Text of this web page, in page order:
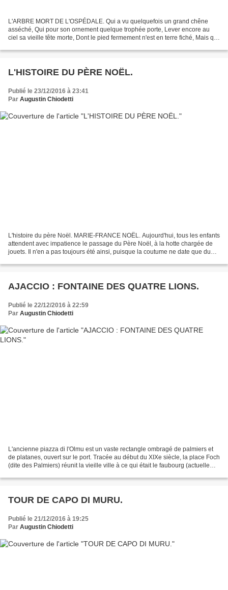
L'ARBRE MORT DE L'OSPÉDALE. Qui a vu quelquefois un grand chêne
asséché, Qui pour son ornement quelque trophée porte, Lever encore au
ciel sa vieille tête morte, Dont le pied fermement n'est en terre fiché, Mais qui
L'HISTOIRE DU PÈRE NOËL.
Publié le 23/12/2016 à 23:41
Par Augustin Chiodetti
L'histoire du père Noël. MARIE-FRANCE NOËL. Aujourd'hui, tous les enfants
attendent avec impatience le passage du Père Noël, à la hotte chargée de
jouets. Il n'en a pas toujours été ainsi, puisque la coutume ne date que du
AJACCIO : FONTAINE DES QUATRE LIONS.
Publié le 22/12/2016 à 22:59
Par Augustin Chiodetti
L'ancienne piazza di l'Olmu est un vaste rectangle ombragé de palmiers et
de platanes, ouvert sur le port. Tracée au début du XIXe siècle, la place Foch
(dite des Palmiers) réunit la vieille ville à ce qui était le faubourg (actuelle
TOUR DE CAPO DI MURU.
Publié le 21/12/2016 à 19:25
Par Augustin Chiodetti